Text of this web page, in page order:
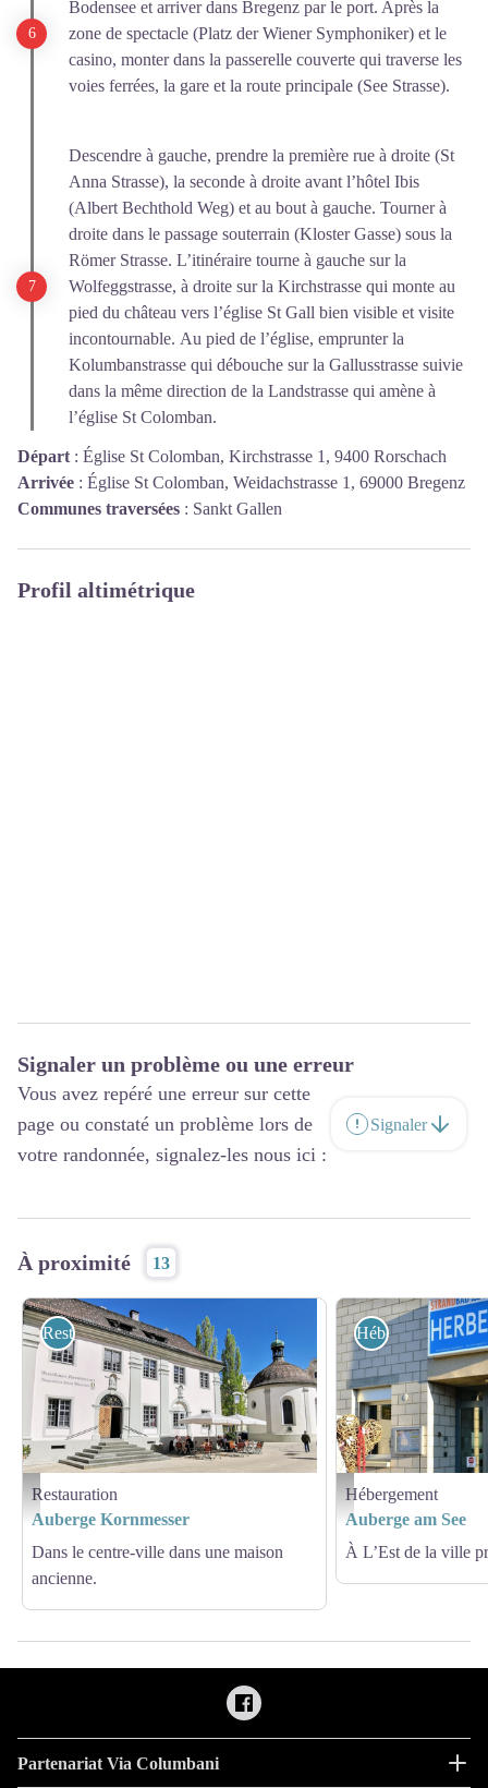
Bodensee et arriver dans Bregenz par le port. Après la
zone de spectacle (Platz der Wiener Symphoniker) et le
casino, monter dans la passerelle couverte qui traverse les
voies ferrées, la gare et la route principale (See Strasse).
Descendre à gauche, prendre la première rue à droite (St
Anna Strasse), la seconde à droite avant l’hôtel Ibis
(Albert Bechthold Weg) et au bout à gauche. Tourner à
droite dans le passage souterrain (Kloster Gasse) sous la
Römer Strasse. L’itinéraire tourne à gauche sur la
Wolfeggstrasse, à droite sur la Kirchstrasse qui monte au
pied du château vers l’église St Gall bien visible et visite
incontournable. Au pied de l’église, emprunter la
Kolumbanstrasse qui débouche sur la Gallusstrasse suivie
dans la même direction de la Landstrasse qui amène à
l’église St Colomban.
Départ : Église St Colomban, Kirchstrasse 1, 9400 Rorschach
Arrivée : Église St Colomban, Weidachstrasse 1, 69000 Bregenz
Communes traversées : Sankt Gallen
Profil altimétrique
Signaler un problème ou une erreur
Vous avez repéré une erreur sur cette
page ou constaté un problème lors de
votre randonnée, signalez-les nous ici :
Signaler
À proximité 13
Gasthaus Kornmesser
Restauration
Restauration
Auberge Kornmesser
Dans le centre-ville dans une maison
ancienne.
Herberge am See
Hébergement
Hébergement
Auberge am See
À L’Est de la ville
Partenariat Via Columbani